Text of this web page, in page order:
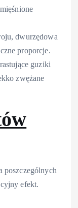
dwurzędowa
proporcje.
guziki
zwężane
poszczególnych
efekt.